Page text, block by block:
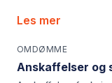
Les mer
OMDØMME
Anskaffelser og